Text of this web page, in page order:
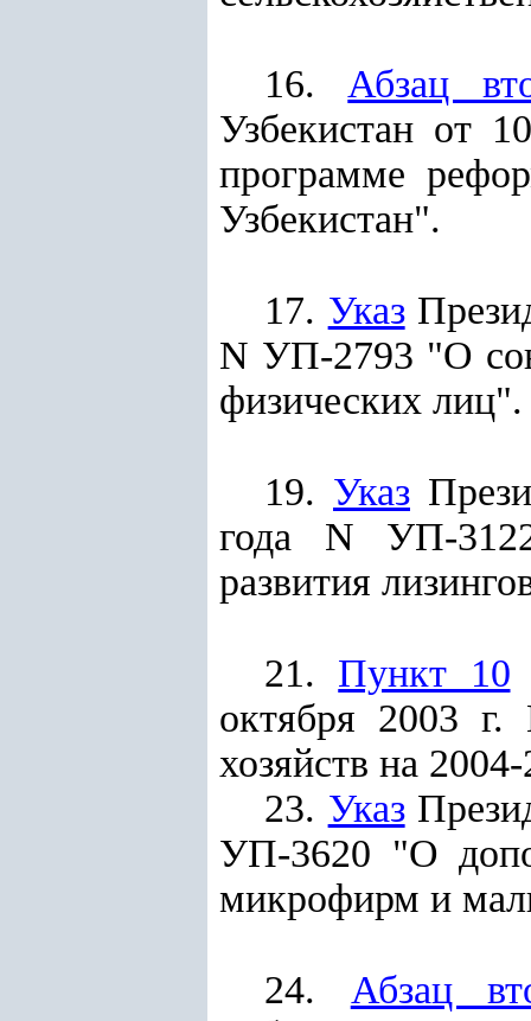
16. Абзац
Узбекистан от
программе
Узбекистан".
17. Указ
N УП-2793 "О
физических лиц".
19. Указ
года N УП-
развития
21. Пункт 10
октября 2003
хозяйств на
23. Указ
УП-3620 "О
микрофирм и
24. Абзац